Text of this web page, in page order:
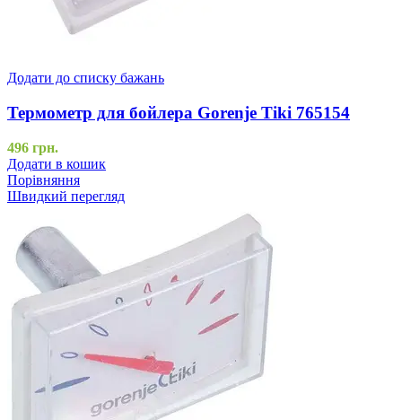
Додати до списку бажань
Термометр для бойлера Gorenje Tiki 765154
496 грн.
Додати в кошик
Порівняння
Швидкий перегляд